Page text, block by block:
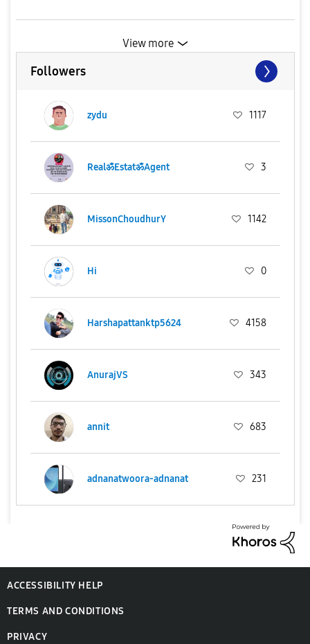
View more
Followers
zydu 1117
RealॐEstatॐAgent 3
MissonChoudhurY 1142
Hi 0
Harshapattanktp5624 4158
AnurajVS 343
annit 683
adnanatwoora-adnanat 231
ACCESSIBILITY HELP
TERMS AND CONDITIONS
PRIVACY